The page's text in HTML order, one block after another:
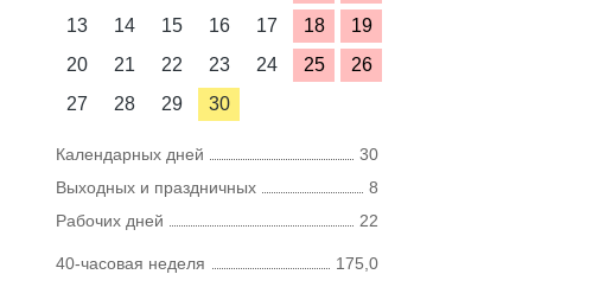
13
14 15 16 17 18
19
20
21 22 23 24 25
26
27
28 29 30
Календарных дней
30
Выходных и праздничных
8
Рабочих дней
22
40-часовая неделя
175,0